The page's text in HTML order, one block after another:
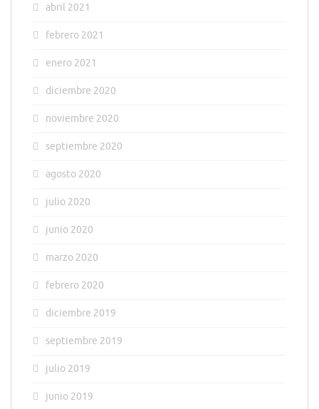
abril 2021
febrero 2021
enero 2021
diciembre 2020
noviembre 2020
septiembre 2020
agosto 2020
julio 2020
junio 2020
marzo 2020
febrero 2020
diciembre 2019
septiembre 2019
julio 2019
junio 2019